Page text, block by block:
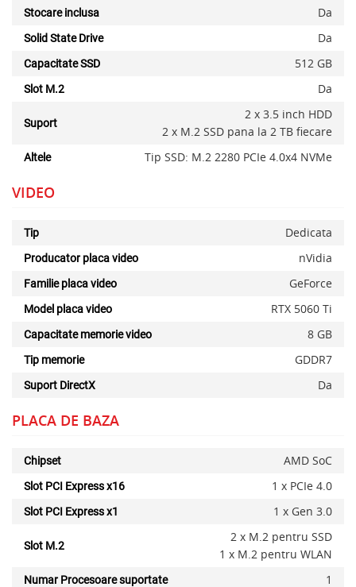
Stocare inclusa Da
Solid State Drive Da
Capacitate SSD 512 GB
Slot M.2 Da
Suport
2 x 3.5 inch HDD
2 x M.2 SSD pana la 2 TB fiecare
Altele Tip SSD: M.2 2280 PCIe 4.0x4 NVMe
VIDEO
Tip Dedicata
Producator placa video nVidia
Familie placa video GeForce
Model placa video RTX 5060 Ti
Capacitate memorie video 8 GB
Tip memorie GDDR7
Suport DirectX Da
PLACA DE BAZA
Chipset AMD SoC
Slot PCI Express x16 1 x PCIe 4.0
Slot PCI Express x1 1 x Gen 3.0
Slot M.2
2 x M.2 pentru SSD
1 x M.2 pentru WLAN
Numar Procesoare suportate 1
x